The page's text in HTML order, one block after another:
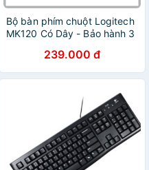
Bộ bàn phím chuột Logitech
MK120 Có Dây - Bảo hành 3
239.000 đ